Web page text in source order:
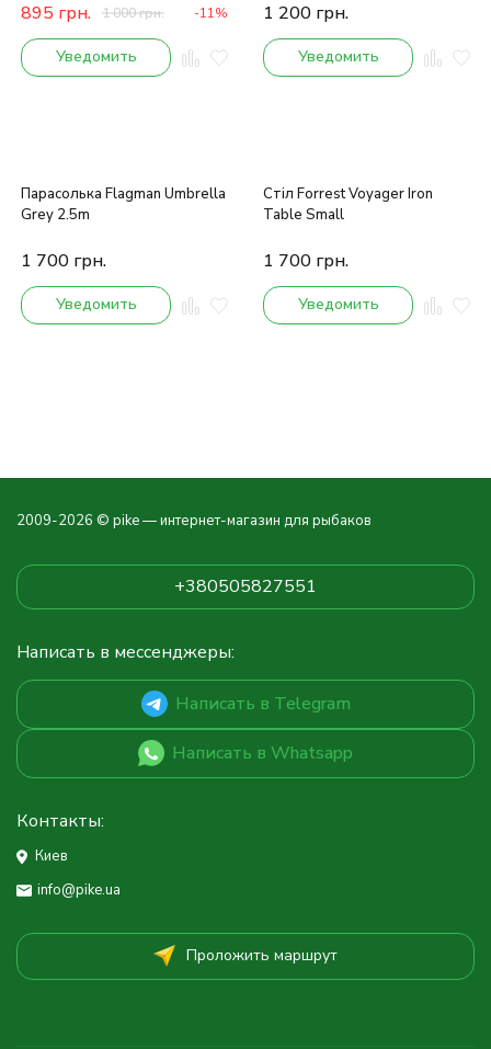
895 грн. 1 000грн. -11%
Уведомить
1 200 грн.
Уведомить
Парасолька Flagman Umbrella
Grey 2.5m
1 700 грн.
Уведомить
Стіл Forrest Voyager Iron
Table Small
1 700 грн.
Уведомить
2009-2026 © pike — интернет-магазин для рыбаков
+380505827551
Написать в мессенджеры:
Написать в Telegram
Написать в Whatsapp
Контакты:
Киев
info@pike.ua
Проложить маршрут